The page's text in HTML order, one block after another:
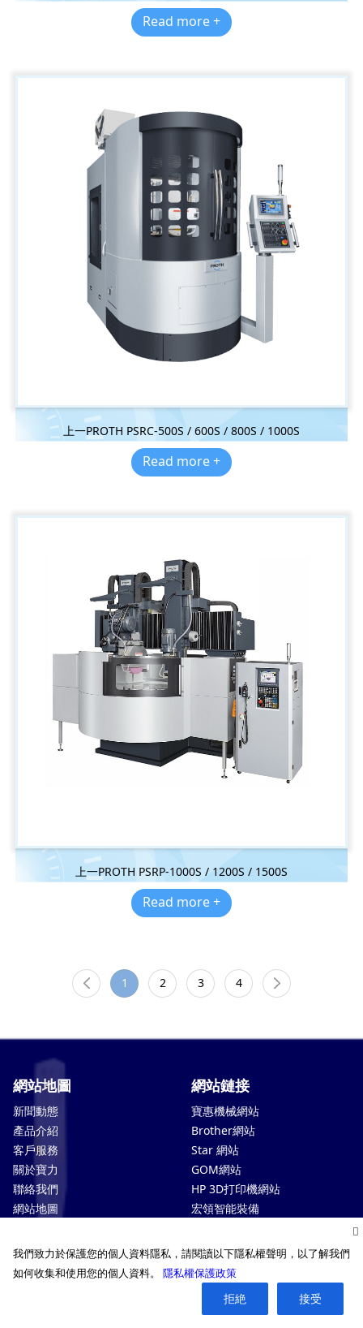
Read more +
上一PROTH PSRC-500S / 600S / 800S / 1000S
Read more +
上一PROTH PSRP-1000S / 1200S / 1500S
Read more +
1 2 3 4
網站地圖
新聞動態
產品介紹
客戶服務
關於寶力
聯絡我們
網站地圖
網站鏈接
寶惠機械網站
Brother網站
Star 網站
GOM網站
HP 3D打印機網站
宏領智能裝備
Extend3D 網站
寶力智能科技(越南)
寶力智能科技(馬來西亞)
我們致力於保護您的個人資料隱私，請閱讀以下隱私權聲明，以了解我們
如何收集和使用您的個人資料。 隱私權保護政策
拒絶 接受